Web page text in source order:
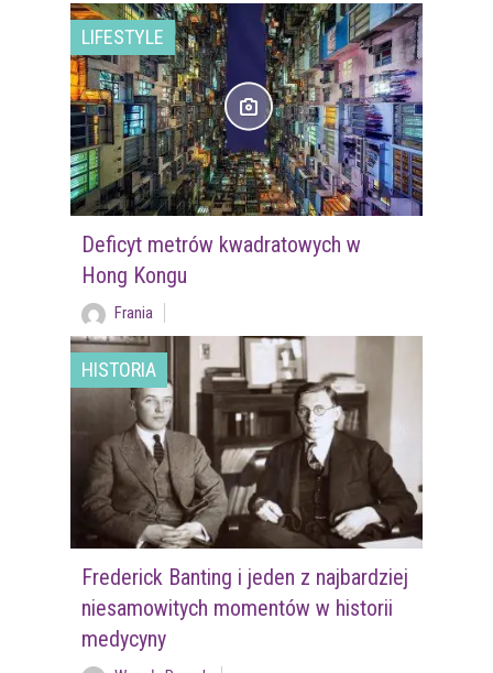
LIFESTYLE
Deficyt metrów kwadratowych w
Hong Kongu
Frania
HISTORIA
Frederick Banting i jeden z najbardziej
niesamowitych momentów w historii
medycyny